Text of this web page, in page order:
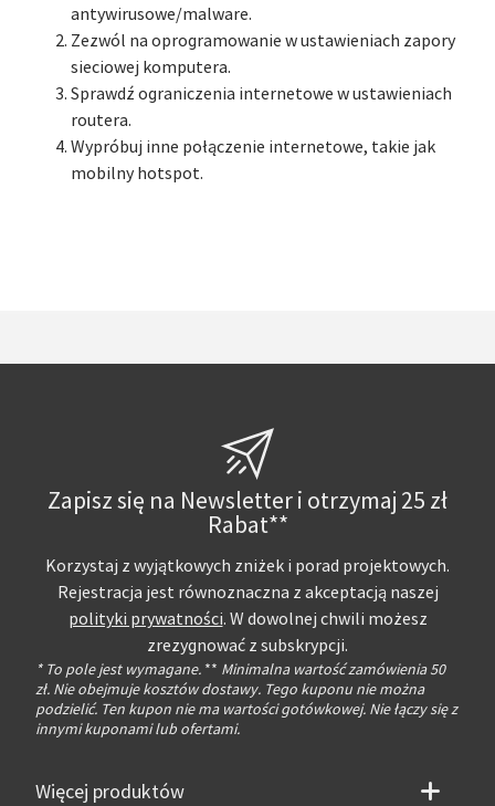
antywirusowe/malware.
Zezwól na oprogramowanie w ustawieniach zapory
sieciowej komputera.
Sprawdź ograniczenia internetowe w ustawieniach
routera.
Wypróbuj inne połączenie internetowe, takie jak
mobilny hotspot.
Zapisz się na Newsletter i otrzymaj 25 zł
Rabat**
Korzystaj z wyjątkowych zniżek i porad projektowych.
Rejestracja jest równoznaczna z akceptacją naszej
polityki prywatności. W dowolnej chwili możesz
zrezygnować z subskrypcji.
* To pole jest wymagane. ** Minimalna wartość zamówienia 50
zł. Nie obejmuje kosztów dostawy. Tego kuponu nie można
podzielić. Ten kupon nie ma wartości gotówkowej. Nie łączy się z
innymi kuponami lub ofertami.
Więcej produktów